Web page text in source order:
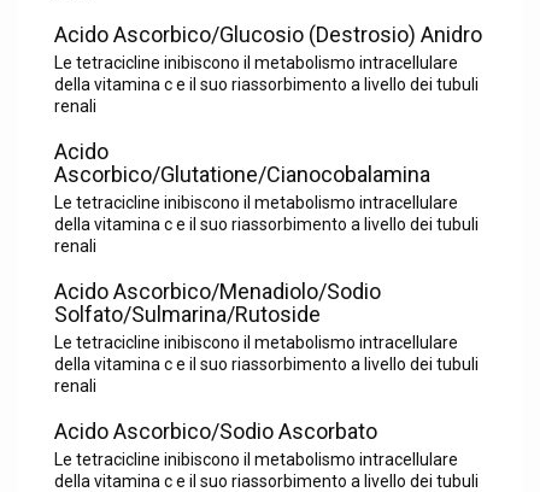
Acido Ascorbico/Glucosio (Destrosio) Anidro
Le tetracicline inibiscono il metabolismo intracellulare
della vitamina c e il suo riassorbimento a livello dei tubuli
renali
Acido
Ascorbico/Glutatione/Cianocobalamina
Le tetracicline inibiscono il metabolismo intracellulare
della vitamina c e il suo riassorbimento a livello dei tubuli
renali
Acido Ascorbico/Menadiolo/Sodio
Solfato/Sulmarina/Rutoside
Le tetracicline inibiscono il metabolismo intracellulare
della vitamina c e il suo riassorbimento a livello dei tubuli
renali
Acido Ascorbico/Sodio Ascorbato
Le tetracicline inibiscono il metabolismo intracellulare
della vitamina c e il suo riassorbimento a livello dei tubuli